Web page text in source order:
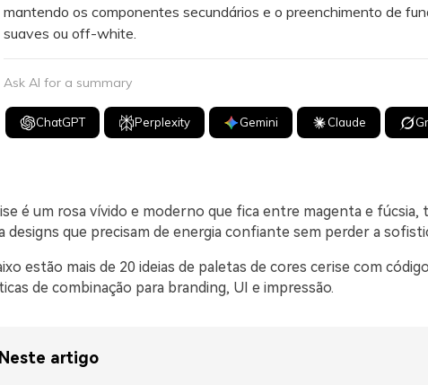
mantendo os componentes secundários e o preenchimento de
suaves ou off-white.
Ask AI for a summary
ChatGPT Perplexity Gemini Claude
é um rosa vívido e moderno que fica entre magenta e fúcsia,
designs que precisam de energia confiante sem perder a
estão mais de 20 ideias de paletas de cores cerise com
de combinação para branding, UI e impressão.
Neste artigo